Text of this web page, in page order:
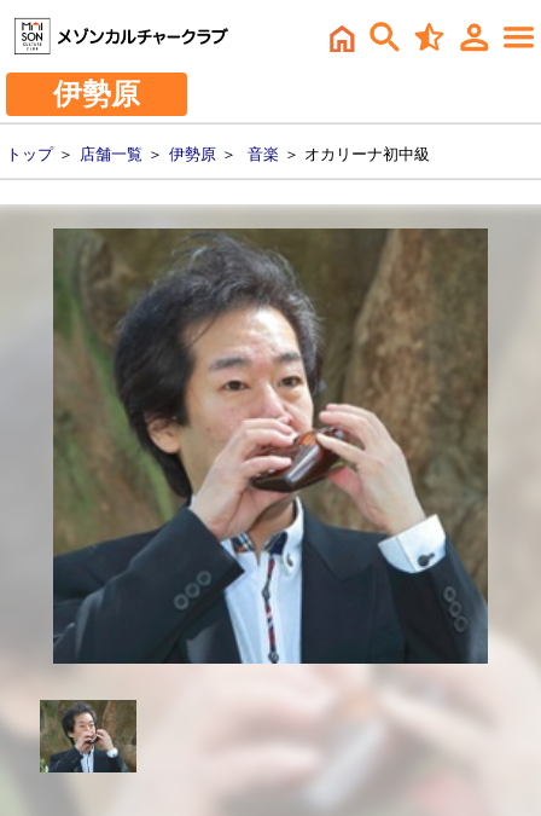
伊勢原
トップ＞ 店舗一覧 ＞ 伊勢原 ＞ 音楽 ＞ オカリーナ初中級